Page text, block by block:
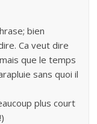
bien
Ca veut dire
que le temps
sans quoi il
plus court